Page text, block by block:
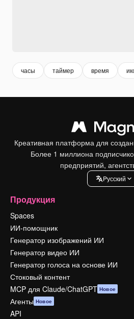
часы таймер время
Креативная платформа для
Более 1 миллиона
предприятий,
Pусский
Продукция
Spaces
ИИ-помощник
Генератор изображений ИИ
Генератор видео ИИ
Генератор голоса на основе ИИ
Стоковый контент
MCP для Claude/ChatGPT Новое
Агенты Новое
API